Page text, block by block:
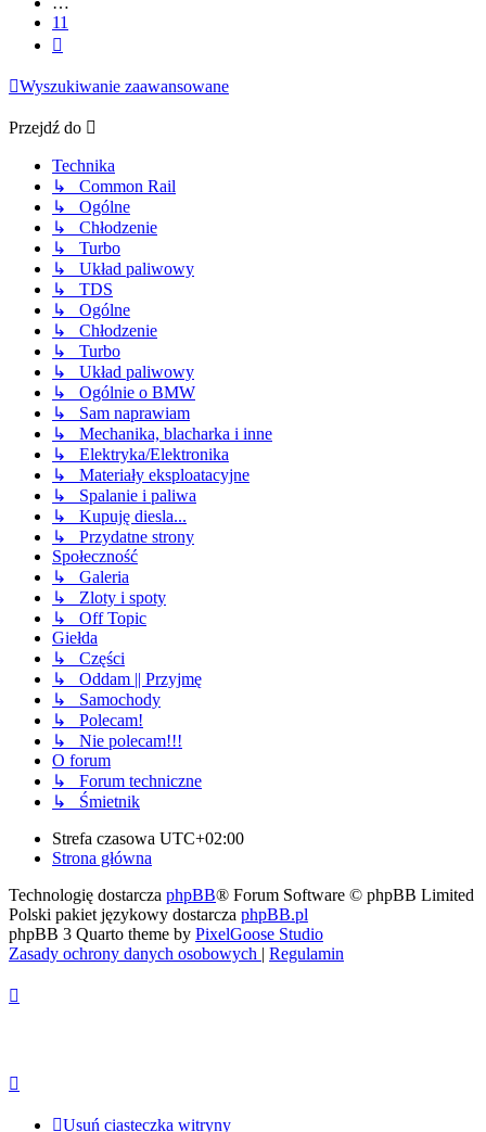
11
Wyszukiwanie zaawansowane
Przejdź do
Technika
↳ Common Rail
↳ Ogólne
↳ Chłodzenie
↳ Turbo
↳ Układ paliwowy
↳ TDS
↳ Ogólne
↳ Chłodzenie
↳ Turbo
↳ Układ paliwowy
↳ Ogólnie o BMW
↳ Sam naprawiam
↳ Mechanika, blacharka i inne
↳ Elektryka/Elektronika
↳ Materiały eksploatacyjne
↳ Spalanie i paliwa
↳ Kupuję diesla...
↳ Przydatne strony
Społeczność
↳ Galeria
↳ Zloty i spoty
↳ Off Topic
Giełda
↳ Części
↳ Oddam || Przyjmę
↳ Samochody
↳ Polecam!
↳ Nie polecam!!!
O forum
↳ Forum techniczne
↳ Śmietnik
Strefa czasowa UTC+02:00
Strona główna
Technologię dostarcza phpBB® Forum Software © phpBB Limited
Polski pakiet językowy dostarcza phpBB.pl
phpBB 3 Quarto theme by PixelGoose Studio
Zasady ochrony danych osobowych | Regulamin
Usuń ciasteczka witryny